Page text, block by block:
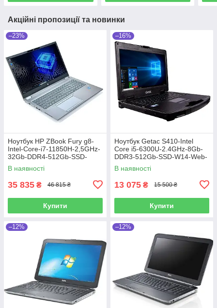
Акційні пропозиції та новинки
–23%
Ноутбук HP ZBook Fury g8-
Intel-Core-i7-11850H-2,5GHz-
32Gb-DDR4-512Gb-SSD-
W15.6-FHD-iPS-Web-NVIDIA
T1200 Laptop (4Gb)-(B)-Б/В
В наявності
35 835 ₴ 46 815 ₴
Купити
–16%
Ноутбук Getac S410-Intel
Core i5-6300U-2.4GHz-8Gb-
DDR3-512Gb-SSD-W14-Web-
FHD-IPS-(4G Modem)-(B)-Б/В
В наявності
13 075 ₴ 15 500 ₴
Купити
–12% –12%